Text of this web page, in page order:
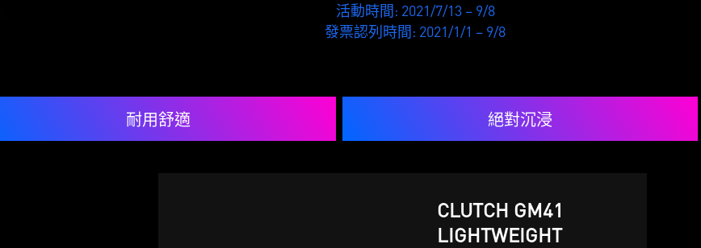
活動時間: 2021/7/13 – 9/8
發票認列時間: 2021/1/1 – 9/8
耐用舒適 絕對沉浸
CLUTCH GM41
LIGHTWEIGHT